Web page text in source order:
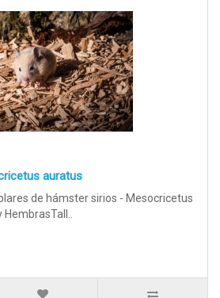
auratus
de hámster sirios - Mesocricetus